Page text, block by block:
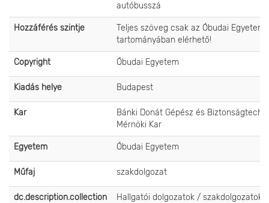
autóbusszá
Hozzáférés szintje
Teljes szöveg csak az Óbudai Egyetem
tartományában elérhető!
Copyright Óbudai Egyetem
Kiadás helye Budapest
Kar
Bánki Donát Gépész és
Mérnöki Kar
Egyetem Óbudai Egyetem
Műfaj szakdolgozat
dc.description.collection Hallgatói dolgozatok / szakdolgozatok